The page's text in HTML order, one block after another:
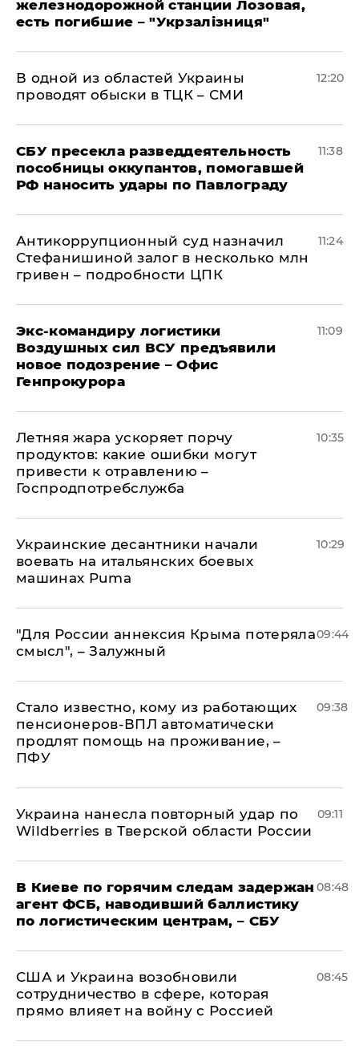
железнодорожной станции Лозовая,
есть погибшие – "Укрзалізниця"
В одной из областей Украины
проводят обыски в ТЦК – СМИ
12:20
СБУ пресекла разведдеятельность
пособницы оккупантов, помогавшей
РФ наносить удары по Павлограду
11:38
Антикоррупционный суд назначил
Стефанишиной залог в несколько млн
гривен – подробности ЦПК
11:24
Экс-командиру логистики
Воздушных сил ВСУ предъявили
новое подозрение – Офис
Генпрокурора
11:09
Летняя жара ускоряет порчу
продуктов: какие ошибки могут
привести к отравлению –
Госпродпотребслужба
10:35
Украинские десантники начали
воевать на итальянских боевых
машинах Puma
10:29
"Для России аннексия Крыма потеряла
смысл", – Залужный
09:44
Стало известно, кому из работающих
пенсионеров-ВПЛ автоматически
продлят помощь на проживание, –
ПФУ
09:38
Украина нанесла повторный удар по
Wildberries в Тверской области России
09:11
В Киеве по горячим следам задержан
агент ФСБ, наводивший баллистику
по логистическим центрам, – СБУ
08:48
США и Украина возобновили
сотрудничество в сфере, которая
прямо влияет на войну с Россией
08:45